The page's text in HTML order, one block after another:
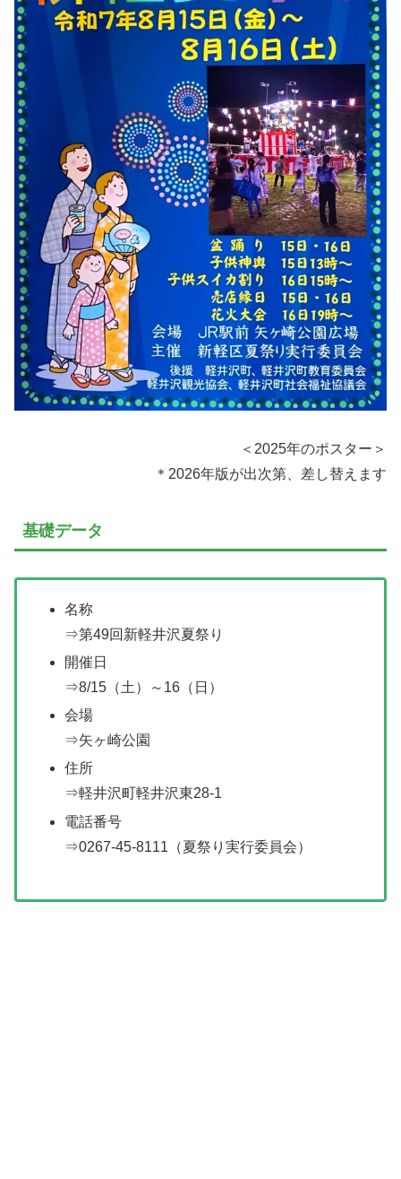
＜2025年のポスター＞
＊2026年版が出次第、差し替えます
基礎データ
名称
⇒第49回新軽井沢夏祭り
開催日
⇒8/15（土）～16（日）
会場
⇒矢ヶ崎公園
住所
⇒軽井沢町軽井沢東28-1
電話番号
⇒0267-45-8111（夏祭り実行委員会）